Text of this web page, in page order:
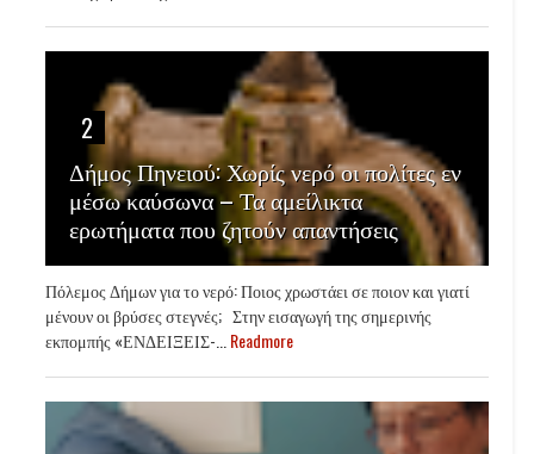
2
Δήμος Πηνειού: Χωρίς νερό οι πολίτες εν
μέσω καύσωνα – Τα αμείλικτα
ερωτήματα που ζητούν απαντήσεις
Πόλεμος Δήμων για το νερό: Ποιος χρωστάει σε ποιον και γιατί
μένουν οι βρύσες στεγνές; Στην εισαγωγή της σημερινής
εκπομπής «ΕΝΔΕΙΞΕΙΣ-... Readmore